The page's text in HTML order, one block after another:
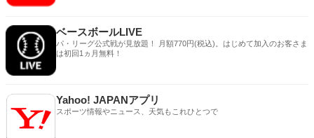
ベースボールLIVE
パ・リーグ公式戦が見放題！ 月額770円(税込)。はじめて加入のお客さま
は初回1ヵ月無料！
Yahoo! JAPANアプリ
スポーツ情報やニュース、天気もこれひとつで